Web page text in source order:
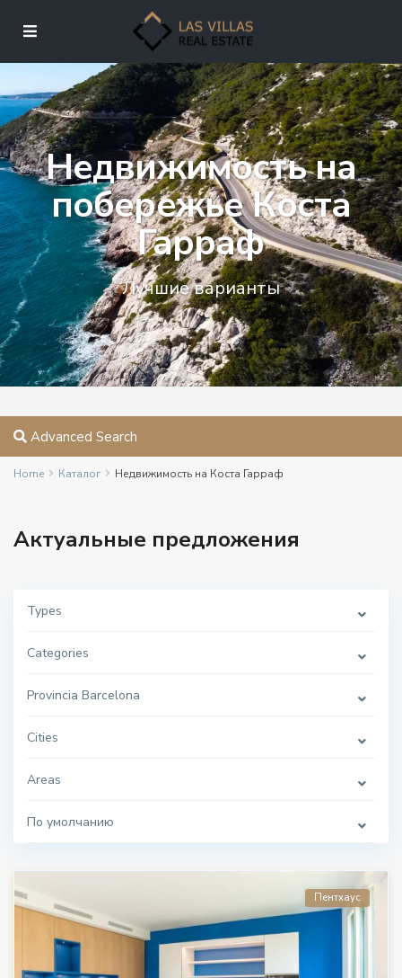
Недвижимость на
побережье Коста
Гарраф
Лучшие варианты
Advanced Search
Home Каталог Недвижимость на Коста Гарраф
Актуальные предложения
Types
Categories
Provincia Barcelona
Cities
Areas
По умолчанию
Пентхаус